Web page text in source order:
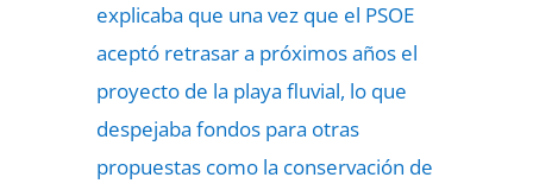
explicaba que una vez que el PSOE
aceptó retrasar a próximos años el
proyecto de la playa fluvial, lo que
despejaba fondos para otras
propuestas como la conservación de